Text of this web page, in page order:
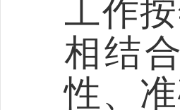
工作
相结
性、